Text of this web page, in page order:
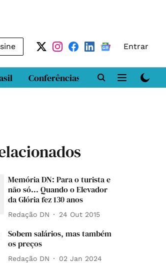
Entrar
Conferências DN LAB
Memória DN: Para o turista e
não só... Quando o Elevador
da Glória fez 130 anos
Redação DN 24 Out 2015
Sobem salários, mas também
os preços
Redação DN 02 Jan 2024